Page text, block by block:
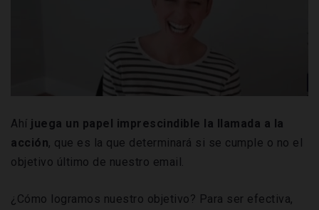
Ahí juega un papel imprescindible la llamada a la
acción, que es la que determinará si se cumple o no el
objetivo último de nuestro email.
¿Cómo logramos nuestro objetivo? Para ser efectiva,